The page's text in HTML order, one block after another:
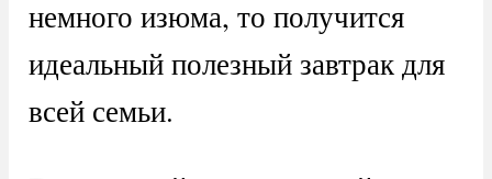
немного изюма, то получится
идеальный полезный завтрак для
всей семьи.